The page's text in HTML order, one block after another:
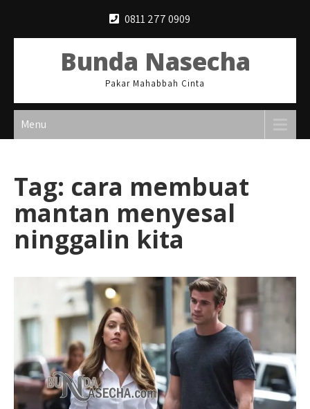
0811 277 0909
Bunda Nasecha
Pakar Mahabbah Cinta
Menu
Tag: cara membuat
mantan menyesal
ninggalin kita